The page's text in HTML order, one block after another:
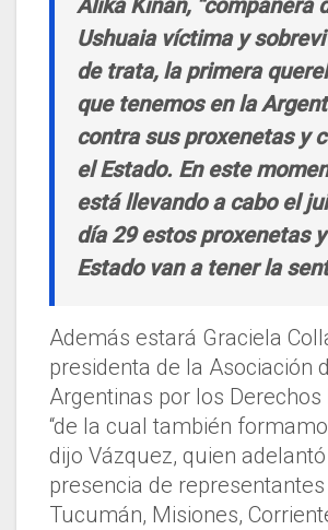
Alika Kinán, “compañera
Ushuaia víctima y
de trata, la primera
que tenemos en la
contra sus proxenetas y
el Estado. En este
está llevando a cabo el
día 29 estos proxenetas
Estado van a tener la
Además estará Graciela
presidenta de la Asociación
Argentinas por los
“de la cual también
dijo Vázquez, quien
presencia de
Tucumán, Misiones,